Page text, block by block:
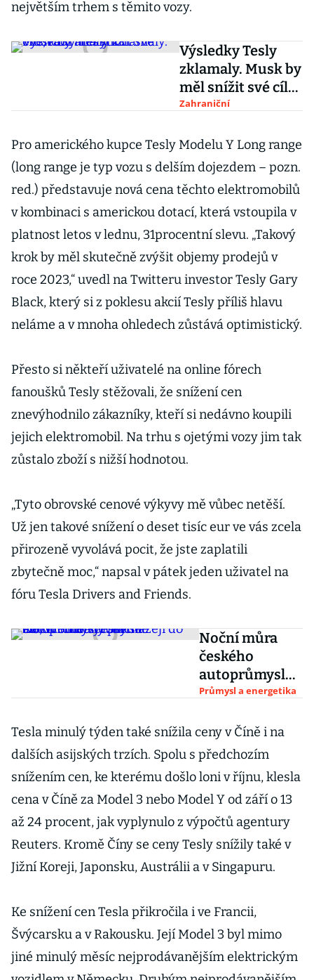
největším trhem s těmito vozy.
Výsledky Tesly
zklamaly. Musk by
měl snížit své cíle,
radí analytici
Zahraniční
Pro amerického kupce Tesly Modelu Y Long range
(long range je typ vozu s delším dojezdem – pozn.
red.) představuje nová cena těchto elektromobilů
v kombinaci s americkou dotací, která vstoupila v
platnost letos v lednu, 31procentní slevu. „Takový
krok by měl skutečně zvýšit objemy prodejů v
roce 2023,“ uvedl na Twitteru investor Tesly Gary
Black, který si z poklesu akcií Tesly příliš hlavu
neláme a v mnoha ohledech zůstává optimistický.
Přesto si někteří uživatelé na online fórech
fanoušků Tesly stěžovali, že snížení cen
znevýhodnilo zákazníky, kteří si nedávno koupili
jejich elektromobil. Na trhu s ojetými vozy jim tak
zůstalo zboží s nižší hodnotou.
„Tyto obrovské cenové výkyvy mě vůbec netěší.
Už jen takové snížení o deset tisíc eur ve vás zcela
přirozeně vyvolává pocit, že jste zaplatili
zbytečně moc,“ napsal v pátek jeden uživatel na
fóru Tesla Drivers and Friends.
Noční můra
českého
autoprůmyslu:
čínské
přicházejí do
EU, včetně
výroby
Průmysl a energetika
Tesla minulý týden také snížila ceny v Číně i na
dalších asijských trzích. Spolu s předchozím
snížením cen, ke kterému došlo loni v říjnu, klesla
cena v Číně za Model 3 nebo Model Y od září o 13
až 24 procent, jak vyplynulo z výpočtů agentury
Reuters. Kromě Číny se ceny Tesly snížily také v
Jižní Koreji, Japonsku, Austrálii a v Singapuru.
Ke snížení cen Tesla přikročila i ve Francii,
Švýcarsku a v Rakousku. Její Model 3 byl mimo
jiné minulý měsíc nejprodávanějším elektrickým